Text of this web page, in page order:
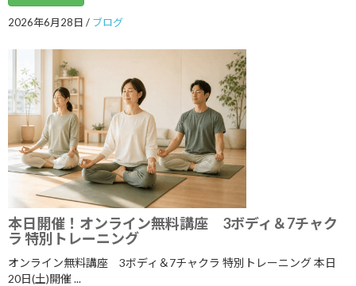
2022年9月
2022年8月
2022年7月
2022年6月
2022年5月
2022年4月
2022年3月
2022年2月
2022年1月
2021年12月
2026年6月28日 / ブログ
本日開催！オンライン無料講座 3ボディ＆7チャク
ラ 特別トレーニング
オンライン無料講座 3ボディ＆7チャクラ 特別トレーニング 本日
20日(土)開催 ...